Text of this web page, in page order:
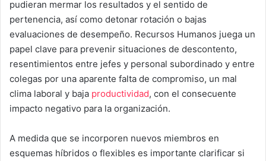
pudieran mermar los resultados y el sentido de
pertenencia, así como detonar rotación o bajas
evaluaciones de desempeño. Recursos Humanos juega un
papel clave para prevenir situaciones de descontento,
resentimientos entre jefes y personal subordinado y entre
colegas por una aparente falta de compromiso, un mal
clima laboral y baja productividad, con el consecuente
impacto negativo para la organización.
A medida que se incorporen nuevos miembros en
esquemas híbridos o flexibles es importante clarificar si